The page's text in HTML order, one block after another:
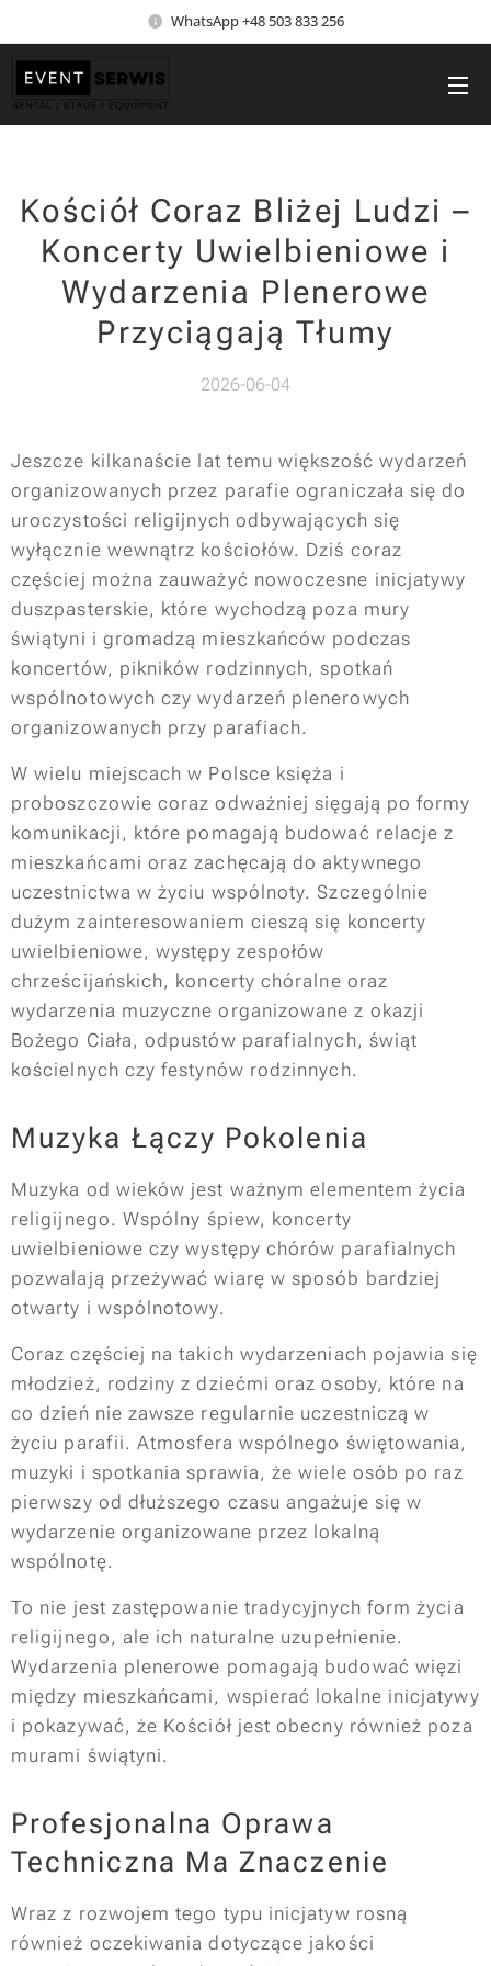
WhatsApp +48 503 833 256
Kościół Coraz Bliżej Ludzi –
Koncerty Uwielbieniowe i
Wydarzenia Plenerowe
Przyciągają Tłumy
2026-06-04
Jeszcze kilkanaście lat temu większość wydarzeń
organizowanych przez parafie ograniczała się do
uroczystości religijnych odbywających się
wyłącznie wewnątrz kościołów. Dziś coraz
częściej można zauważyć nowoczesne inicjatywy
duszpasterskie, które wychodzą poza mury
świątyni i gromadzą mieszkańców podczas
koncertów, pikników rodzinnych, spotkań
wspólnotowych czy wydarzeń plenerowych
organizowanych przy parafiach.
W wielu miejscach w Polsce księża i
proboszczowie coraz odważniej sięgają po formy
komunikacji, które pomagają budować relacje z
mieszkańcami oraz zachęcają do aktywnego
uczestnictwa w życiu wspólnoty. Szczególnie
dużym zainteresowaniem cieszą się koncerty
uwielbieniowe, występy zespołów
chrześcijańskich, koncerty chóralne oraz
wydarzenia muzyczne organizowane z okazji
Bożego Ciała, odpustów parafialnych, świąt
kościelnych czy festynów rodzinnych.
Muzyka Łączy Pokolenia
Muzyka od wieków jest ważnym elementem życia
religijnego. Wspólny śpiew, koncerty
uwielbieniowe czy występy chórów parafialnych
pozwalają przeżywać wiarę w sposób bardziej
otwarty i wspólnotowy.
Coraz częściej na takich wydarzeniach pojawia się
młodzież, rodziny z dziećmi oraz osoby, które na
co dzień nie zawsze regularnie uczestniczą w
życiu parafii. Atmosfera wspólnego świętowania,
muzyki i spotkania sprawia, że wiele osób po raz
pierwszy od dłuższego czasu angażuje się w
wydarzenie organizowane przez lokalną
wspólnotę.
To nie jest zastępowanie tradycyjnych form życia
religijnego, ale ich naturalne uzupełnienie.
Wydarzenia plenerowe pomagają budować więzi
między mieszkańcami, wspierać lokalne inicjatywy
i pokazywać, że Kościół jest obecny również poza
murami świątyni.
Profesjonalna Oprawa
Techniczna Ma Znaczenie
Wraz z rozwojem tego typu inicjatyw rosną
również oczekiwania dotyczące jakości